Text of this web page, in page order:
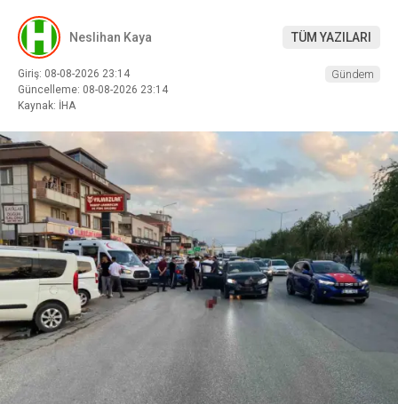
Neslihan Kaya TÜM YAZILARI
Giriş: 08-08-2026 23:14
Güncelleme: 08-08-2026 23:14
Kaynak: İHA
Gündem